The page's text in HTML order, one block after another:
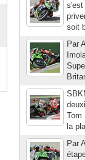
s'est
soit
Par
Tom
la
Par